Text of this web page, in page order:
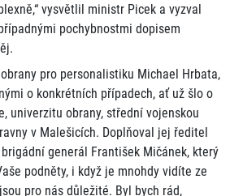
vysvětlil ministr Picek a vyzval
pochybnostmi dopisem
pro personalistiku Michael Hrbata,
o konkrétních případech, ať už šlo o
univerzitu obrany, střední vojenskou
v Malešicích. Doplňoval jej ředitel
generál František Mičánek, který
podněty, i když je mnohdy vidíte ze
pro nás důležité. Byl bych rád,